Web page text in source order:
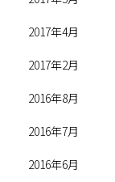
2017年4月
2017年2月
2016年8月
2016年7月
2016年6月